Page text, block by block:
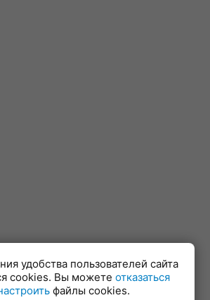
удобства пользователей сайта
cookies. Вы можете отказаться
файлы cookies.